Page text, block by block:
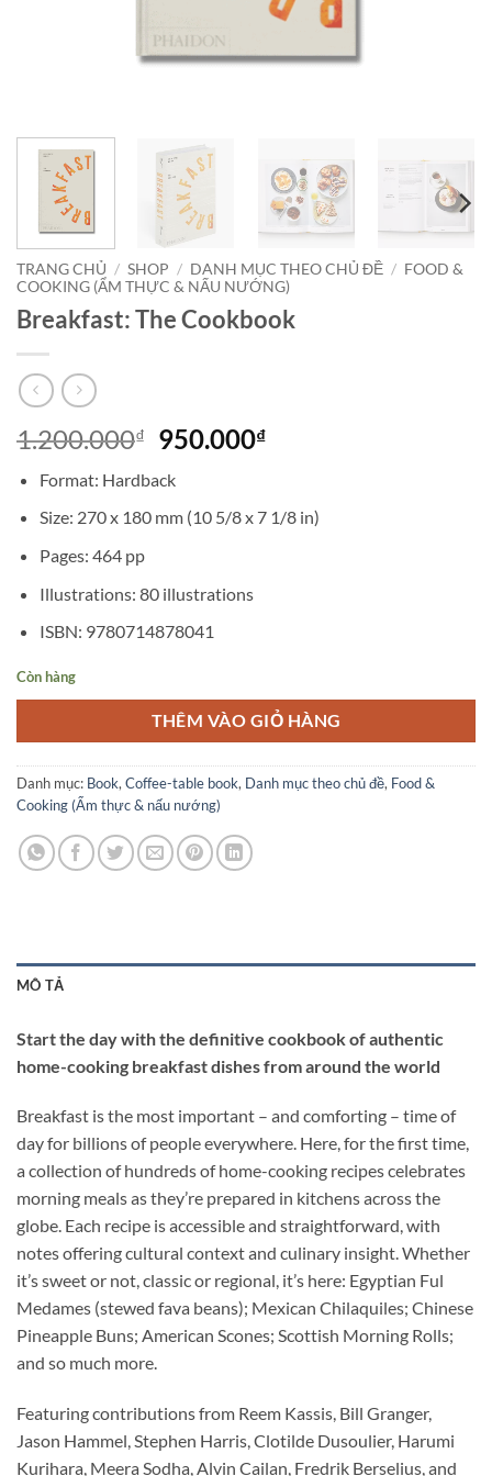
TRANG CHỦ / SHOP / DANH MỤC THEO CHỦ ĐỀ / FOOD &
COOKING (ẨM THỰC & NẤU NƯỚNG)
Breakfast: The Cookbook
1.200.000₫
Giá
là:
1.200.000₫.
950.000₫Giá
là:
Format: Hardback
Size: 270 x 180 mm (10 5/8 x 7 1/8 in)
Pages: 464 pp
Illustrations: 80 illustrations
ISBN: 9780714878041
Còn hàng
THÊM VÀO GIỎ HÀNG
Danh mục: Book, Coffee-table book, Danh mục theo chủ đề, Food &
Cooking (Ẩm thực & nấu nướng)
MÔ TẢ
Start the day with the definitive cookbook of authentic
home-cooking breakfast dishes from around the world
Breakfast is the most important – and comforting – time of
day for billions of people everywhere. Here, for the first time,
a collection of hundreds of home-cooking recipes celebrates
morning meals as they’re prepared in kitchens across the
globe. Each recipe is accessible and straightforward, with
notes offering cultural context and culinary insight. Whether
it’s sweet or not, classic or regional, it’s here: Egyptian Ful
Medames (stewed fava beans); Mexican Chilaquiles; Chinese
Pineapple Buns; American Scones; Scottish Morning Rolls;
and so much more.
Featuring contributions from Reem Kassis, Bill Granger,
Jason Hammel, Stephen Harris, Clotilde Dusoulier, Harumi
Kurihara, Meera Sodha, Alvin Cailan, Fredrik Berselius, and